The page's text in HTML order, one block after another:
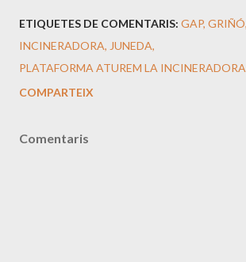
ETIQUETES DE COMENTARIS: GAP GRIÑÓ
INCINERADORA JUNEDA
PLATAFORMA ATUREM LA INCINERADORA
COMPARTEIX
Comentaris